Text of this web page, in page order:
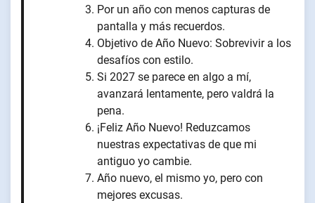
Por un año con menos capturas de
pantalla y más recuerdos.
Objetivo de Año Nuevo: Sobrevivir a los
desafíos con estilo.
Si 2027 se parece en algo a mí,
avanzará lentamente, pero valdrá la
pena.
¡Feliz Año Nuevo! Reduzcamos
nuestras expectativas de que mi
antiguo yo cambie.
Año nuevo, el mismo yo, pero con
mejores excusas.